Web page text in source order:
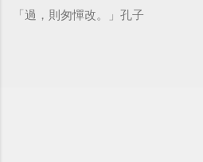
「過，則匆憚改。」孔子